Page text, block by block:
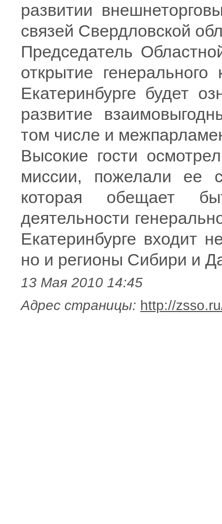
развитии
связей Свердловской
Председатель
открытие
Екатеринбурге будет
развитие
том числе и
Высокие гости
миссии, пожелали ее
которая обещает
деятельности
Екатеринбурге входит
но и регионы Сибири и
13 Мая 2010 14:45
Адрес страницы: http://